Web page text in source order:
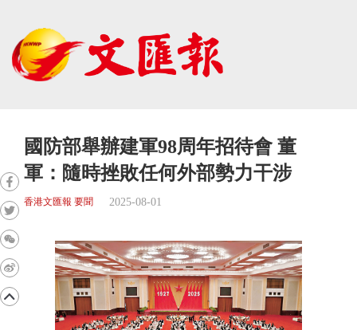
國防部舉辦建軍98周年招待會 董
軍：隨時挫敗任何外部勢力干涉
香港文匯報 要聞 2025-08-01